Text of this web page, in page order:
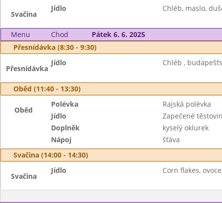
Svačina
Jídlo Chléb, maslo,
Menu Chod
Pátek 6. 6. 2025
Přesnídávka (8:30 - 9:30)
Přesnídávka
Jídlo Chléb ,
Oběd (11:40 - 13:30)
Oběd
Polévka
Rajská polévka
Jídlo
Zapečené
Doplněk
kyselý oklurek
Nápoj
šťáva
Svačina (14:00 - 14:30)
Svačina
Jídlo Corn flakes,